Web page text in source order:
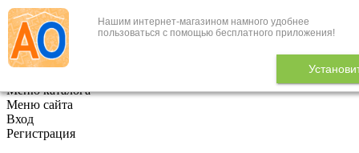
Нашим интернет-магазином намного удобнее
пользоваться с помощью бесплатного приложения!
+7 (495) 646-888-1
В корзине 0
Меню каталога
Меню сайта
Вход
Регистрация